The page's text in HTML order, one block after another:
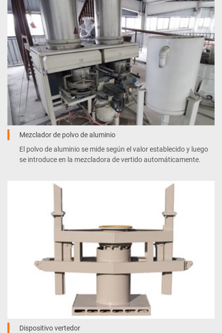
Mezclador de polvo de aluminio
El polvo de aluminio se mide según el valor establecido y luego
se introduce en la mezcladora de vertido automáticamente.
Dispositivo vertedor